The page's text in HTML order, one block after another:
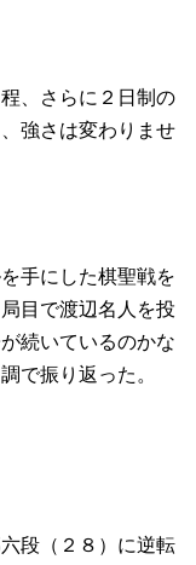
、さらに２日制の
強さは変わりませ
手にした棋聖戦を
目で渡辺名人を投
続いているのかな
で振り返った。
段（２８）に逆転